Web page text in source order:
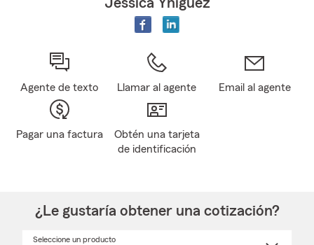
Agente de texto Llamar al agente Email al agente
Pagar una factura
Obtén una tarjeta
de identificación
¿Le gustaría obtener una cotización?
Seleccione un producto